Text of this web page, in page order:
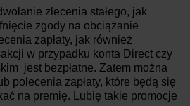
zlecenia stałego, jak
zgody na obciążanie
zapłaty, jak również
w przypadku konta Direct czy
jest bezpłatne. Zatem można
polecenia zapłaty, które będą się
na premię. Lubię takie promocje